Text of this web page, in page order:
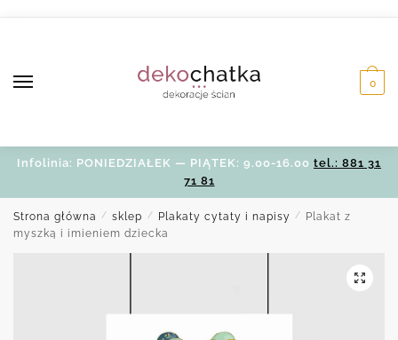
0
Infolinia: PONIEDZIAŁEK — PIĄTEK: 9.00-16.00 tel.: 881 31
71 81
Strona główna / sklep / Plakaty cytaty i napisy /
Plakat z
myszką i imieniem dziecka